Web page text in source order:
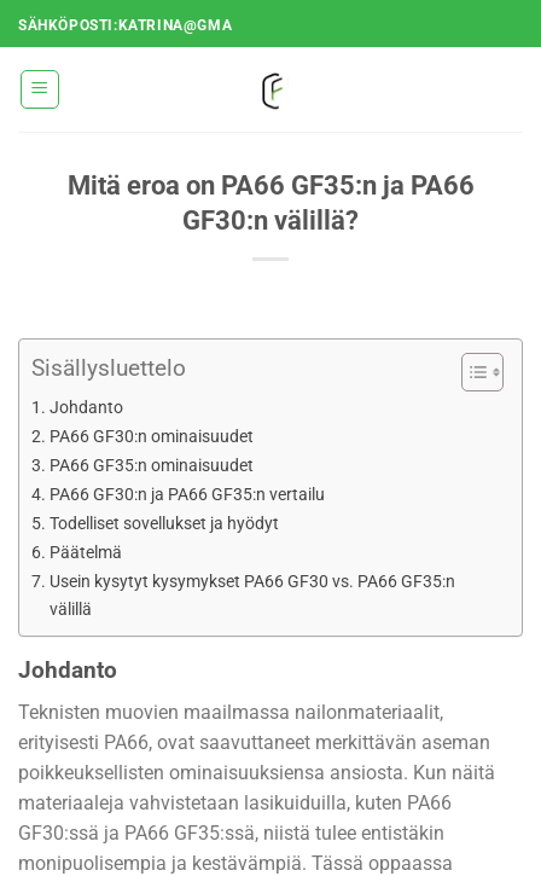
Siirry
sisältöön
SÄHKÖPOSTI:KATRINA@GMA
Mitä eroa on PA66 GF35:n ja PA66
GF30:n välillä?
Sisällysluettelo
Johdanto
PA66 GF30:n ominaisuudet
PA66 GF35:n ominaisuudet
PA66 GF30:n ja PA66 GF35:n vertailu
Todelliset sovellukset ja hyödyt
Päätelmä
Usein kysytyt kysymykset PA66 GF30 vs. PA66 GF35:n
välillä
Johdanto
Teknisten muovien maailmassa nailonmateriaalit,
erityisesti PA66, ovat saavuttaneet merkittävän aseman
poikkeuksellisten ominaisuuksiensa ansiosta. Kun näitä
materiaaleja vahvistetaan lasikuiduilla, kuten PA66
GF30:ssä ja PA66 GF35:ssä, niistä tulee entistäkin
monipuolisempia ja kestävämpiä. Tässä oppaassa